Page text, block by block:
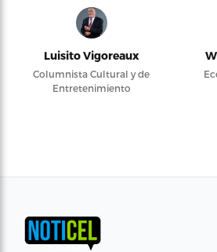
Luisito Vigoreaux
Columnista Cultural y de
Entretenimiento